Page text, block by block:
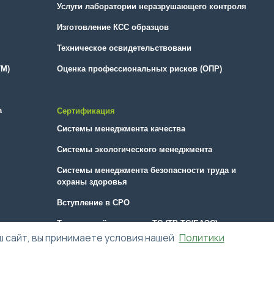
Услуги лаборатории неразрушающего контроля
Изготовление КСС образцов
Техническое освидетельствовани
Оценка профессиональных рисков (ОПР)
Сертификация
Системы менеджмента качества
Системы экологического менеджмента
Системы менеджмента безопасности труда и
охраны здоровья
Вступление в СРО
Технический регламент ТС (ТР ТС/ЕАЭС)
вы принимаете условия нашей Политики